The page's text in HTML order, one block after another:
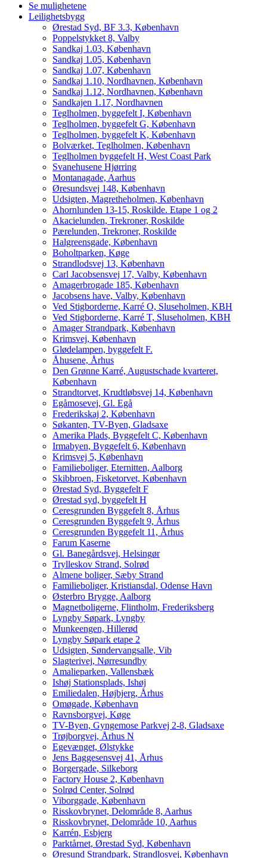
Se mulighetene
Leilighetsbygg
Ørestad Syd, BF 3.3, København
Poppelstykket 8, Valby
Sandkaj 1.03, København
Sandkaj 1.05, København
Sandkaj 1.07, København
Sandkaj 1.10, Nordhavnen, København
Sandkaj 1.12, Nordhavnen, København
Sandkajen 1.17, Nordhavnen
Teglholmen, byggefelt I, København
Teglholmen, byggefelt G, København
Teglholmen, byggefelt K, København
Bolværket, Teglholmen, København
Teglholmen byggefelt H, West Coast Park
Svanehusene Hjørring
Montanagade, Aarhus
Øresundsvej 148, København
Udsigten, Magretheholmen, København
Ahornlunden 13-15, Roskilde. Etape 1 og 2
Akacielunden, Trekroner, Roskilde
Pærelunden, Trekroner, Roskilde
Halgreensgade, København
Boholtparken, Køge
Strandlodsvej 13, København
Carl Jacobsensvej 17, Valby, København
Amagerbrogade 185, København
Jacobsens have, Valby, København
Ved Stigborderne, Karré O, Sluseholmen, KBH
Ved Stigborderne, Karré T, Sluseholmen, KBH
Amager Strandpark, København
Krimsvej, København
Glødelampen, byggefelt F.
Åhusene, Århus
Den Grønne Karré, Augustschade kvarteret,
København
Strandtorvet, Krudtløbsvej 14, København
Egåmosevej, Gl. Egå
Frederikskaj 2, København
Søkanten, TV-Byen, Gladsaxe
Amerika Plads, Byggefelt C, København
Irmabyen, Byggefelt 6, København
Krimsvej 5, København
Familieboliger, Eternitten, Aalborg
Skibbroen, Fisketorvet, København
Ørestad Syd, Byggefelt F
Ørestad syd, byggefelt H
Ceresgrunden Byggefelt 8, Århus
Ceresgrunden Byggefelt 9, Århus
Ceresgrunden Byggefelt 11, Århus
Farum Kaserne
Gl. Banegårdsvej, Helsingør
Trylleskov Strand, Solrød
Almene boliger, Sæby Strand
Familieboliger, Kristiansdal, Odense Havn
Østerbro Brygge, Aalborg
Magnetboligerne, Flintholm, Frederiksberg
Lyngby Søpark, Lyngby
Munkeengen, Hillerød
Lyngby Søpark etape 2
Udsigten, Søndervangsalle, Vib
Slagterivej, Nørresundby
Amalieparken, Vallensbæk
Ishøj Stationsplads, Ishøj
Emiliedalen, Højbjerg, Århus
Omøgade, København
Ravnsborgvej, Køge
TV-Byen, Gyngemose Parkvej 2-8, Gladsaxe
Trøjborgvej, Århus N
Egevænget, Ølstykke
Jens Baggesensvej 41, Århus
Borgergade, Silkeborg
Factory House 2, København
Solrød Center, Solrød
Viborggade, København
Risskovbrynet, Delområde 8, Aarhus
Risskovbrynet, Delområde 10, Aarhus
Karrén, Esbjerg
Parktårnet, Ørestad Syd, København
Øresund Strandpark, Strandlosvej, København